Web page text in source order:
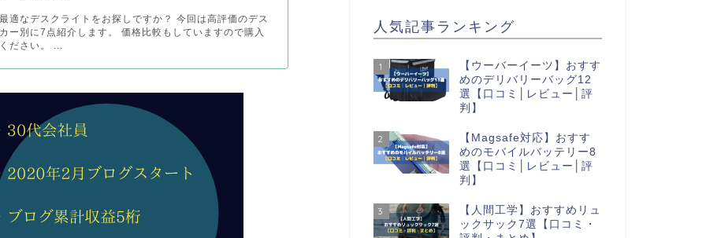
適なデスクライトをお探しですか？ 今回は高評価のデス
ー別に7点紹介します。 価格比較もしていますので購入
ださい。 ...
人気記事ランキング
1
【ウーバーイーツ】おすす
めのデリバリーバッグ12
選【口コミ│レビュー│評
判】
2
【Magsafe対応】おすす
めのモバイルバッテリー8
選【口コミ│レビュー│評
判】
3
【人間工学】おすすめリュ
ックサック7選【口コミ・